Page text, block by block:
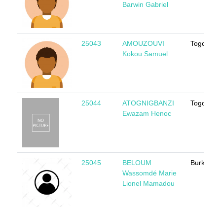
Barwin Gabriel
25043
AMOUZOUVI
Kokou Samuel
Togo
25044
ATOGNIGBANZI
Ewazam Henoc
Togo
25045
BELOUM
Wassomdé Marie
Lionel Mamadou
Burkina